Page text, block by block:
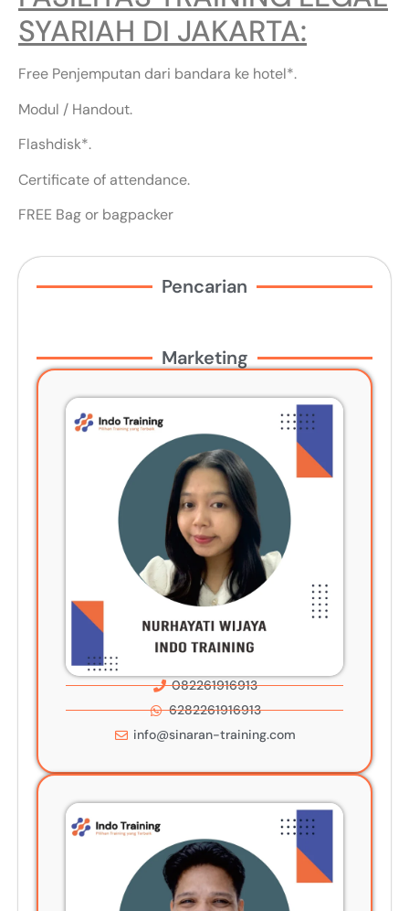
SYARIAH DI JAKARTA:
Free Penjemputan dari bandara ke hotel*.
Modul / Handout.
Flashdisk*.
Certificate of attendance.
FREE Bag or bagpacker
Pencarian
Marketing
082261916913
6282261916913
info@sinaran-training.com